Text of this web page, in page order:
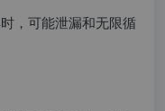
，可能泄漏和无限循